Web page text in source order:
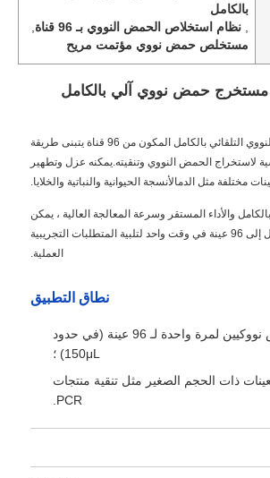
بالكامل
,نظام استخلاص الحمض النووي بـ 96 قناة
مستخلص حمض نووي مؤتمت مريح
مستخرج حمض النووي التلقائي بالكامل المكون من 96 قناة يتبنى طريقة
لاستخراج الحمض النووي وتنقيته.يمكنه عزل وتطهير
مختلفة مثل الدمالأنسجة الحيوانية والنباتية والخلايا.
والأداء المستقر وسرعة المعالجة العالية ، يمكن
للجهاز تنقية ما يصل إلى 96 عينة في وقت واحد لتلبية المتطلبات التجريبية
العملية.
نطاق التطبيق
استخراج حمض نووكيين لمرة واحدة لـ 96 عينة (في حدود
150μL) ؛
ذات الحجم الصغير مثل تنقية منتجات
PCR.